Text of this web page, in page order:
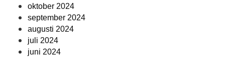
oktober 2024
september 2024
augusti 2024
juli 2024
juni 2024